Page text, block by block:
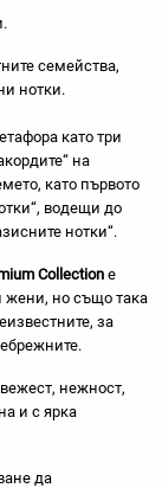
семейства,
нотки.
като три
на
като първото
водещи до
нотки“.
Collection е
жени, но също така
за
нежност,
и с ярка
да